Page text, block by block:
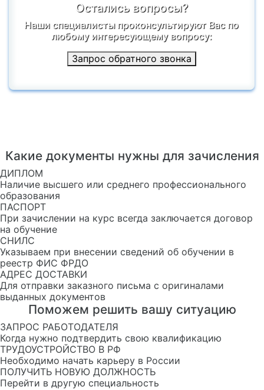
Остались вопросы?
Наши специалисты проконсультируют Вас по
любому интересующему вопросу:
Запрос обратного звонка
Какие документы нужны для зачисления
ДИПЛОМ
Наличие высшего или среднего профессионального
образования
ПАСПОРТ
При зачислении на курс всегда заключается договор
на обучение
СНИЛС
Указываем при внесении сведений об обучении в
реестр ФИС ФРДО
АДРЕС ДОСТАВКИ
Для отправки заказного письма с оригиналами
выданных документов
Поможем решить вашу ситуацию
ЗАПРОС РАБОТОДАТЕЛЯ
Когда нужно подтвердить свою квалификацию
ТРУДОУСТРОЙСТВО В РФ
Необходимо начать карьеру в России
ПОЛУЧИТЬ НОВУЮ ДОЛЖНОСТЬ
Перейти в другую специальность